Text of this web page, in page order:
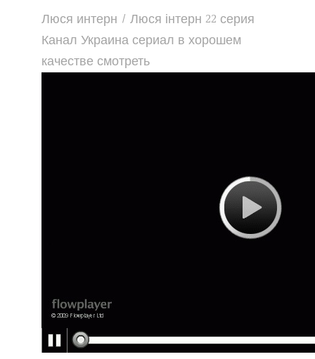
Люся интерн / Люся інтерн 22 серия
Канал Украина сериал в хорошем
качестве смотреть